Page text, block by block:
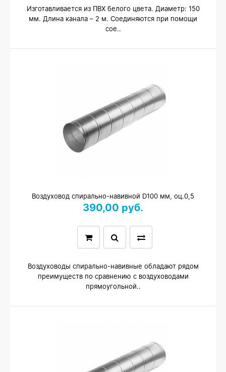
Изготавливается из ПВХ белого цвета. Диаметр: 150
мм. Длина канала – 2 м. Соединяются при помощи
сое..
Воздуховод спирально-навивной D100 мм, оц.0,5
390,00 руб.
Воздуховоды спирально-навивные обладают рядом
преимуществ по сравнению с воздуховодами
прямоугольной..